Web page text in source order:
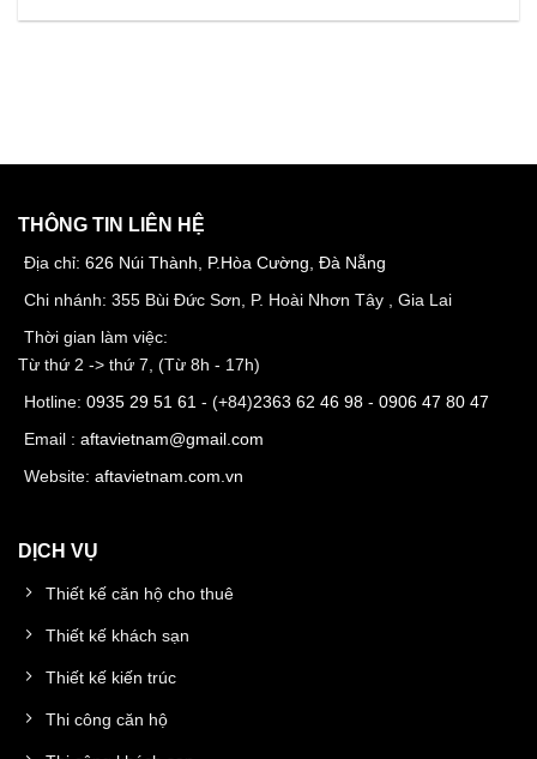
THÔNG TIN LIÊN HỆ
Địa chỉ: 626 Núi Thành, P.Hòa Cường, Đà Nẵng
Chi nhánh: 355 Bùi Đức Sơn, P. Hoài Nhơn Tây , Gia Lai
Thời gian làm việc:
Từ thứ 2 -> thứ 7, (Từ 8h - 17h)
Hotline: 0935 29 51 61 - (+84)2363 62 46 98 - 0906 47 80 47
Email : aftavietnam@gmail.com
Website: aftavietnam.com.vn
DỊCH VỤ
Thiết kế căn hộ cho thuê
Thiết kế khách sạn
Thiết kế kiến trúc
Thi công căn hộ